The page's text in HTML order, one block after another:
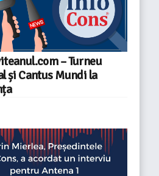
– Turneu
și Cantus Mundi la